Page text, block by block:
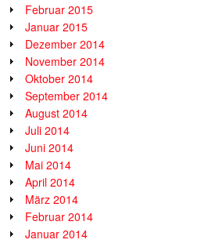
Februar 2015
Januar 2015
Dezember 2014
November 2014
Oktober 2014
September 2014
August 2014
Juli 2014
Juni 2014
Mai 2014
April 2014
März 2014
Februar 2014
Januar 2014